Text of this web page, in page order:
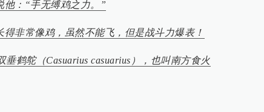
他：“手无缚鸡之力。”
非常像鸡，虽然不能飞，但是战斗力爆表！
鹤鸵（Casuarius casuarius），也叫南方食火